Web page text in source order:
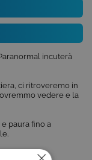
incuterà
ci ritroveremo in
vedere e la
paura fino a